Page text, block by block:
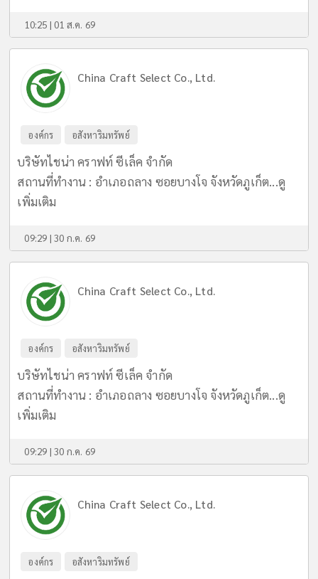
10:25 | 01 ส.ค. 69
China Craft Select Co., Ltd.
องค์กร อสังหาริมทรัพย์
บริษัทไชน่า คราฟท์ ซีเล็ค จำกัด
สถานที่ทำงาน : อำเภอถลาง ซอยบางโจ จังหวัดภูเก็ต...ดู
เพิ่มเติม
09:29 | 30 ก.ค. 69
China Craft Select Co., Ltd.
องค์กร อสังหาริมทรัพย์
บริษัทไชน่า คราฟท์ ซีเล็ค จำกัด
สถานที่ทำงาน : อำเภอถลาง ซอยบางโจ จังหวัดภูเก็ต...ดู
เพิ่มเติม
09:29 | 30 ก.ค. 69
China Craft Select Co., Ltd.
องค์กร อสังหาริมทรัพย์